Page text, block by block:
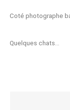
Coté photographe
Quelques chats…